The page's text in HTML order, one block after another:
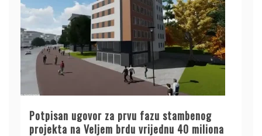
Potpisan ugovor za prvu fazu stambenog
projekta na Veljem brdu vrijednu 40 miliona